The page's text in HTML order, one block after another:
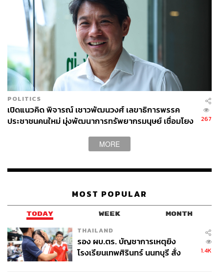
POLITICS
เปิดแนวคิด พิจารณ์ เชาวพัฒนวงศ์ เลขาธิการพรรค
ประชาชนคนใหม่ มุ่งพัฒนาการทรัพยากรมนุษย์ เชื่อมโยง
267
MORE
MOST POPULAR
TODAY WEEK MONTH
THAILAND
รอง ผบ.ตร. บัญชาการเหตุยิง
โรงเรียนเทพศิรินทร์ นนทบุรี สั่ง
1.4K